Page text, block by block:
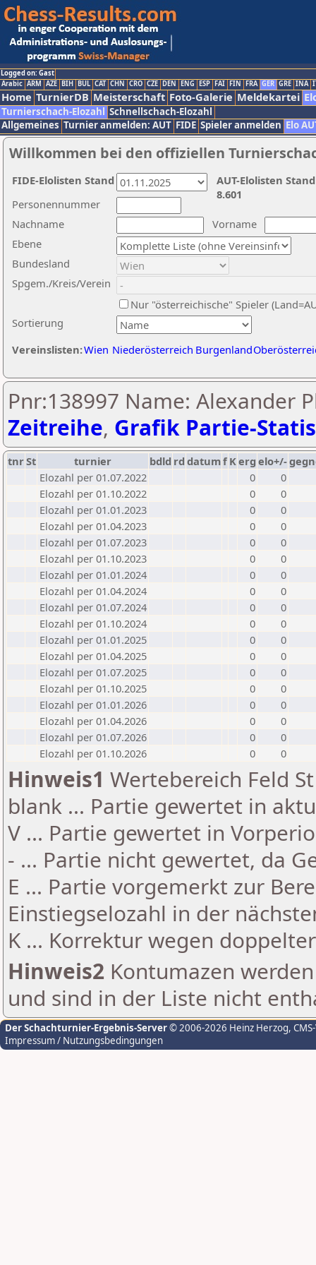
Logged on: Gast
Arabic ARM AZE BIH BUL CAT CHN CRO CZE DEN ENG ESP FAI FIN FRA GER GRE INA
Home TurnierDB Meisterschaft Foto-Galerie Meldekartei
Turnierschach-Elozahl Schnellschach-Elozahl
Allgemeines Turnier anmelden: AUT FIDE Spieler anmelden Elo
Willkommen bei den offiziellen
Nachname
Vorname
Ebene
Sortierung
Personennummer
Bundesland
Spgem./Kreis/Verein
Nur "österreichische" Spieler
Vereinslisten:Wien Niederösterreich Burgenland
AUT-Elolisten
8.601
FIDE-Elolisten Stand
Pnr:138997 Name: Alexander
Zeitreihe, Grafik Partie-
tnrSt turnier bdld rd datumf Kerg elo+/-
Elozahl per 01.07.2022
0
0
Elozahl per 01.10.2022
0
0
Elozahl per 01.01.2023
0
0
Elozahl per 01.04.2023
0
0
Elozahl per 01.07.2023
0
0
Elozahl per 01.10.2023
0
0
Elozahl per 01.01.2024
0
0
Elozahl per 01.04.2024
0
0
Elozahl per 01.07.2024
0
0
Elozahl per 01.10.2024
0
0
Elozahl per 01.01.2025
0
0
Elozahl per 01.04.2025
0
0
Elozahl per 01.07.2025
0
0
Elozahl per 01.10.2025
0
0
Elozahl per 01.01.2026
0
0
Elozahl per 01.04.2026
0
0
Elozahl per 01.07.2026
0
0
Elozahl per 01.10.2026
0 0
Hinweis1 Wertebereich Feld
blank ... Partie gewertet in
V ... Partie gewertet in
- ... Partie nicht gewertet, da
E ... Partie vorgemerkt zur
Einstiegselozahl in der
K ... Korrektur wegen
Hinweis2 Kontumazen
und sind in der Liste nicht
Der Schachturnier-Ergebnis-Server© 2006-2026 Heinz Herzog,
Impressum / Nutzungsbedingungen